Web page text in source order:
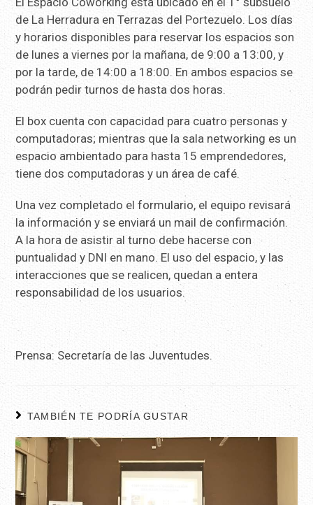
de La Herradura en Terrazas del Portezuelo. Los días
y horarios disponibles para reservar los espacios son
de lunes a viernes por la mañana, de 9:00 a 13:00, y
por la tarde, de 14:00 a 18:00. En ambos espacios se
podrán pedir turnos de hasta dos horas.
El box cuenta con capacidad para cuatro personas y
computadoras; mientras que la sala networking es un
espacio ambientado para hasta 15 emprendedores,
tiene dos computadoras y un área de café.
Una vez completado el formulario, el equipo revisará
la información y se enviará un mail de confirmación.
A la hora de asistir al turno debe hacerse con
puntualidad y DNI en mano. El uso del espacio, y las
interacciones que se realicen, quedan a entera
responsabilidad de los usuarios.
Prensa: Secretaría de las Juventudes.
TAMBIÉN TE PODRÍA GUSTAR